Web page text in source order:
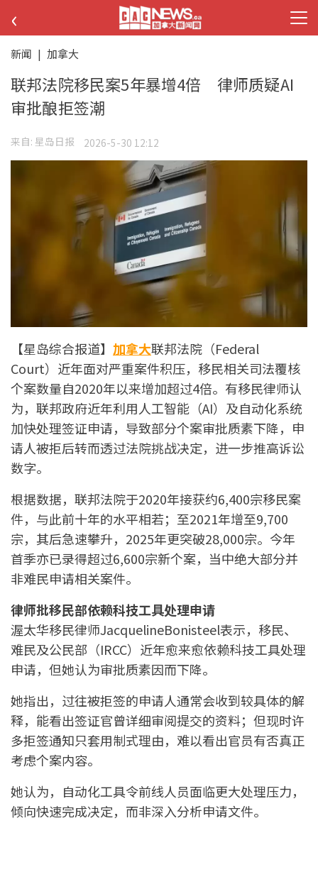
‹
新闻 | 加拿大
联邦法院移民案5年暴增4倍 律师质疑AI
审批酿拒签潮
来自: 星岛日报 2026-5-30 12:12
【星岛综合报道】 加拿大联邦法院（Federal
Court）近年面对严重案件积压，移民相关司法覆核
个案数量自2020年以来增加超过4倍。有移民律师认
为，联邦政府近年利用人工智能（AI）及自动化系统
加快处理签证申请，导致部分个案审批质素下降，申
请人被拒后转而透过法院挑战决定，进一步推高诉讼
数字。
根据数据，联邦法院于2020年接获约6,400宗移民案
件，与此前十年的水平相若；至2021年增至9,700
宗，其后急速攀升，2025年更突破28,000宗。今年
首季亦已录得超过6,600宗新个案，当中绝大部分并
非难民申请相关案件。
律师批移民部依赖科技工具处理申请
渥太华移民律师JacquelineBonisteel表示，移民、
难民及公民部（IRCC）近年愈来愈依赖科技工具处理
申请，但她认为审批质素因而下降。
她指出，过往被拒签的申请人通常会收到较具体的解
释，能看出签证官曾详细审阅提交的资料；但现时许
多拒签通知只套用制式理由，难以看出官员有否真正
考虑个案内容。
她认为，自动化工具令前线人员面临更大处理压力，
倾向快速完成决定，而非深入分析申请文件。